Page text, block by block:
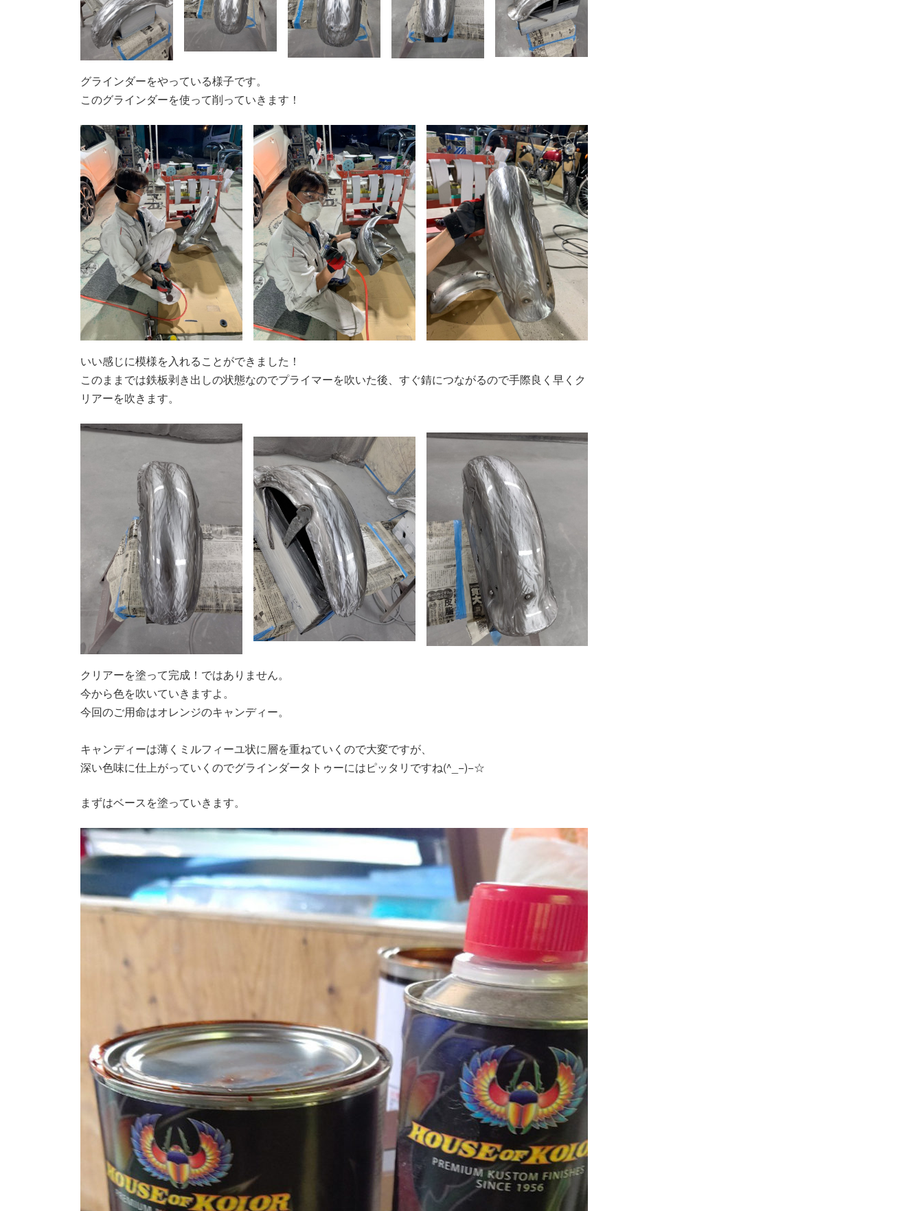
グラインダーをやっている様子です。
このグラインダーを使って削っていきます！
いい感じに模様を入れることができました！
このままでは鉄板剥き出しの状態なのでプライマーを吹いた後、すぐ錆につながるので手際良く早くク
リアーを吹きます。
クリアーを塗って完成！ではありません。
今から色を吹いていきますよ。
今回のご用命はオレンジのキャンディー。
キャンディーは薄くミルフィーユ状に層を重ねていくので大変ですが、
深い色味に仕上がっていくのでグラインダータトゥーにはピッタリですね(^_−)−☆
まずはベースを塗っていきます。